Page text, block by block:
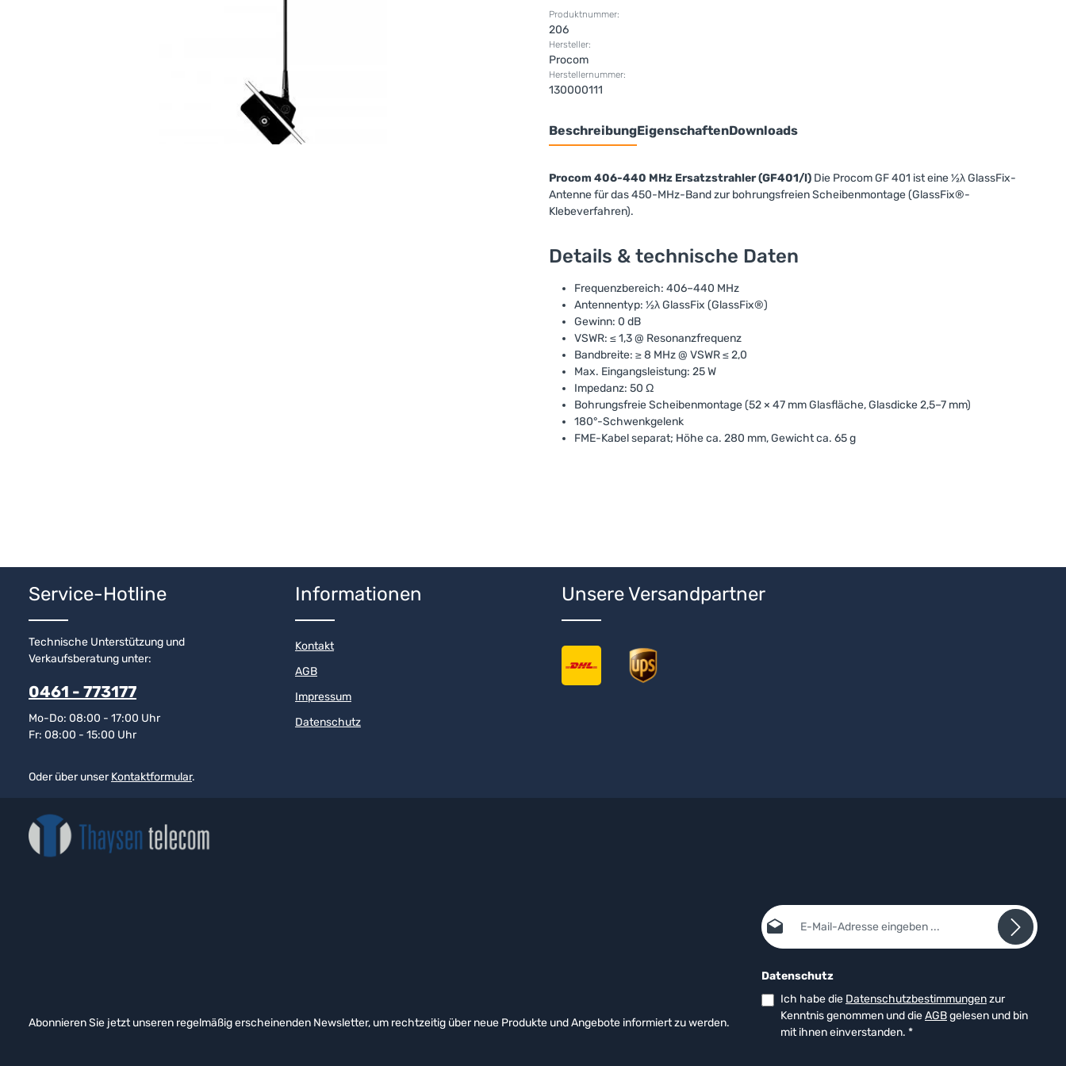
Produktnummer:
206
Hersteller:
Procom
Herstellernummer:
130000111
BeschreibungEigenschaftenDownloads
Procom 406-440 MHz Ersatzstrahler (GF401/l) Die Procom GF 401 ist eine ½λ GlassFix-
Antenne für das 450-MHz-Band zur bohrungsfreien Scheibenmontage (GlassFix®-
Klebeverfahren).
Details & technische Daten
Frequenzbereich: 406–440 MHz
Antennentyp: ½λ GlassFix (GlassFix®)
Gewinn: 0 dB
VSWR: ≤ 1,3 @ Resonanzfrequenz
Bandbreite: ≥ 8 MHz @ VSWR ≤ 2,0
Max. Eingangsleistung: 25 W
Impedanz: 50 Ω
Bohrungsfreie Scheibenmontage (52 × 47 mm Glasfläche, Glasdicke 2,5–7 mm)
180°-Schwenkgelenk
FME-Kabel separat; Höhe ca. 280 mm, Gewicht ca. 65 g
Service-Hotline
Technische Unterstützung und
Verkaufsberatung unter:
0461 - 773177
Mo-Do: 08:00 - 17:00 Uhr
Fr: 08:00 - 15:00 Uhr
Oder über unserKontaktformular.
Informationen
Kontakt
AGB
Impressum
Datenschutz
Unsere Versandpartner
Abonnieren Sie jetzt unseren regelmäßig erscheinenden Newsletter, um rechtzeitig über neue Produkte und Angebote informiert zu werden.
E-Mail-Adresse*
Datenschutz
Ich habe die Datenschutzbestimmungenzur
Kenntnis genommen und dieAGBgelesen und bin
mit ihnen einverstanden. *